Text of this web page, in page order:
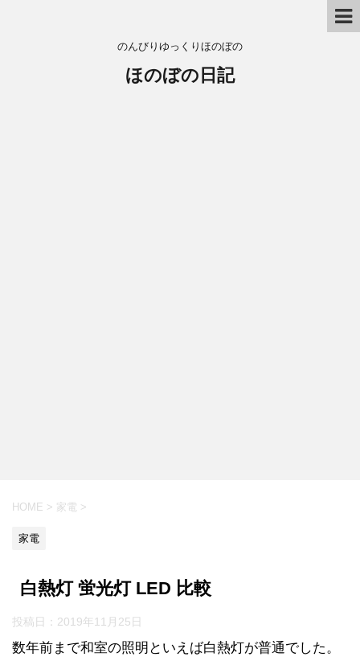
のんびりゆっくりほのぼの
ほのぼの日記
HOME > 家電 >
家電
白熱灯 蛍光灯 LED 比較
投稿日： 2019年11月25日
数年前まで和室の照明といえば白熱灯が普通でした。